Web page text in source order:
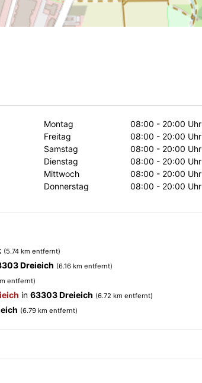
Montag
08:00 - 20:00 Uhr
Freitag
08:00 - 20:00 Uhr
Samstag
08:00 - 20:00 Uhr
Dienstag
08:00 - 20:00 Uhr
Mittwoch
08:00 - 20:00 Uhr
Donnerstag
08:00 - 20:00 Uhr
(5.74 km entfernt)
Dreieich (6.16 km entfernt)
entfernt)
in 63303 Dreieich (6.72 km entfernt)
(6.79 km entfernt)